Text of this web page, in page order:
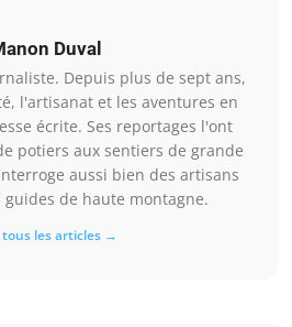
Duval
Depuis plus de sept ans,
l'artisanat et les aventures en
écrite. Ses reportages l'ont
potiers aux sentiers de grande
aussi bien des artisans
de haute montagne.
tous les articles →